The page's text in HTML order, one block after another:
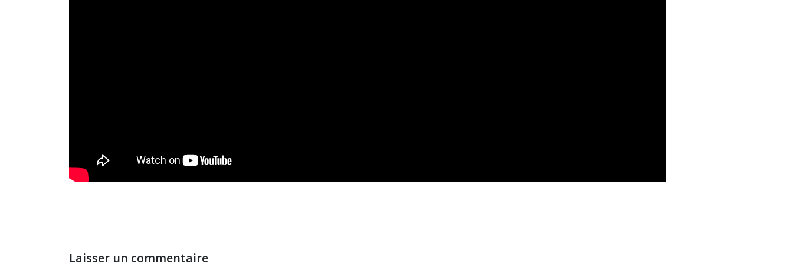
Laisser un commentaire